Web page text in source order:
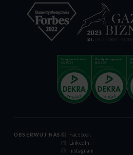
OBSERWUJ NAS
Facebook
LinkedIn
Instagram